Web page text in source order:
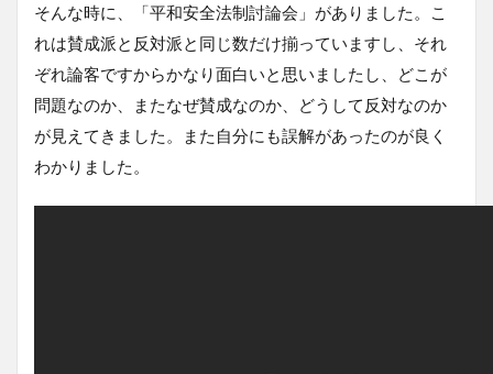
そんな時に、「平和安全法制討論会」がありました。こ
れは賛成派と反対派と同じ数だけ揃っていますし、それ
ぞれ論客ですからかなり面白いと思いましたし、どこが
問題なのか、またなぜ賛成なのか、どうして反対なのか
が見えてきました。また自分にも誤解があったのが良く
わかりました。